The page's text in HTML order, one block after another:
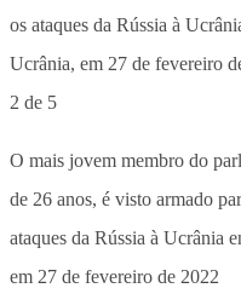
2 de 5
O mais jovem membro do
de 26 anos, é visto armado
ataques da Rússia à Ucrânia
em 27 de fevereiro de 2022